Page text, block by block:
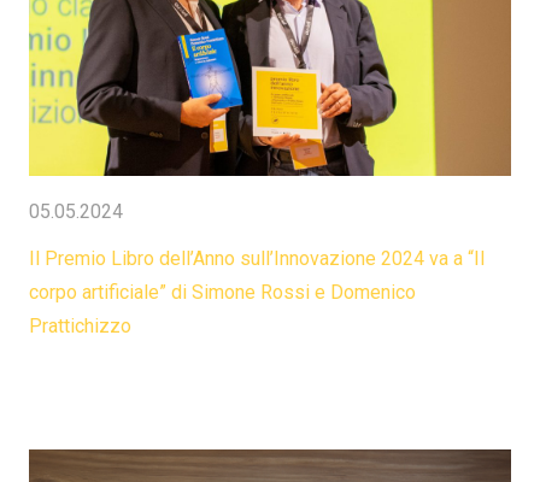
05.05.2024
Il Premio Libro dell’Anno sull’Innovazione 2024 va a “Il
corpo artificiale” di Simone Rossi e Domenico
Prattichizzo